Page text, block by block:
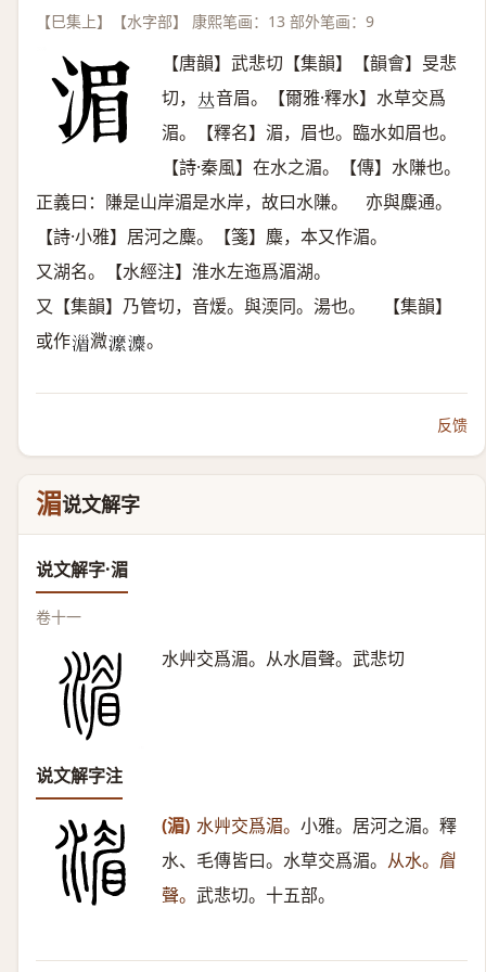
【巳集上】【水字部】 康熙笔画：13 部外笔画：9
【唐韻】武悲切【集韻】【韻會】旻悲
切， 𠀤音眉。【爾雅·釋水】水草交爲
湄。【釋名】湄，眉也。臨水如眉也。
【詩·秦風】在水之湄。【傳】水隒也。
正義曰：隒是山岸湄是水岸，故曰水隒。 亦與麋通。
【詩·小雅】居河之麋。【箋】麋，本又作湄。
又湖名。【水經注】淮水左迤爲湄湖。
又【集韻】乃管切，音煖。與渜同。湯也。 【集韻】
或作𣽪 㵟𤃰 𤃱 。
反馈
湄说文解字
说文解字·湄
卷十一
水艸交爲湄。从水眉聲。武悲切
说文解字注
(湄) 水艸交爲湄。 小雅。居河之湄。釋
水、毛傳皆曰。水草交爲湄。 从水。睂
聲。 武悲切。十五部。